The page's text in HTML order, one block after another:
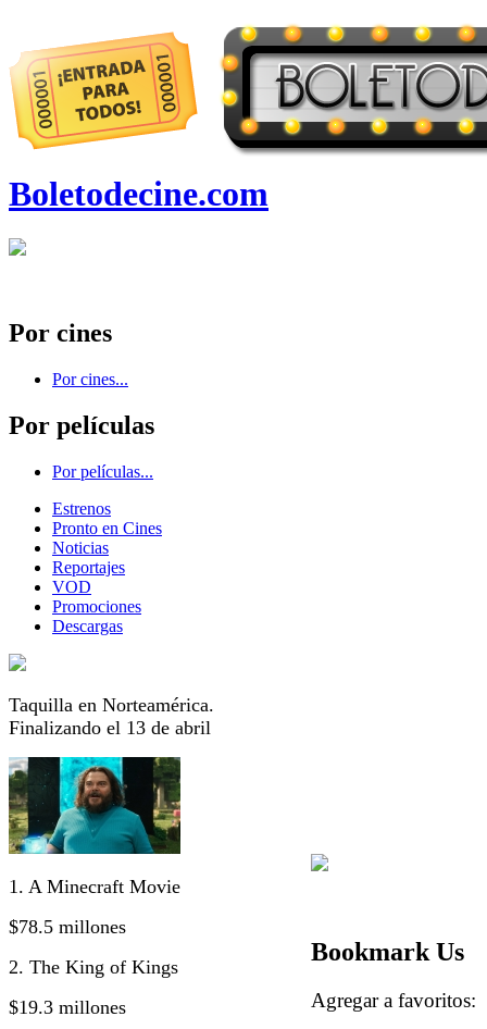
Boletodecine.com
Por cines
Por cines...
Por películas
Por películas...
Estrenos
Pronto en Cines
Noticias
Reportajes
VOD
Promociones
Descargas
Taquilla en Norteamérica.
Finalizando el 13 de abril
1. A Minecraft Movie
$78.5 millones
2. The King of Kings
$19.3 millones
Bookmark Us
Agregar a